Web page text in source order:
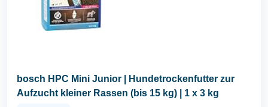
bosch HPC Mini Junior | Hundetrockenfutter zur
Aufzucht kleiner Rassen (bis 15 kg) | 1 x 3 kg